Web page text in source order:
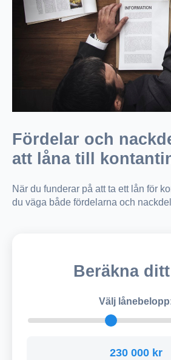
Fördelar och
att låna till
När du funderar på att ta ett lån för
du väga både fördelarna och
Beräkna
Välj
230 000 kr